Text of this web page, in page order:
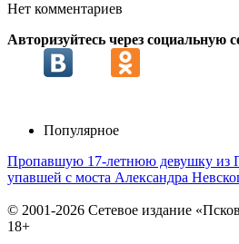
Нет комментариев
Авторизуйтесь через социальную
Популярное
Пропавшую 17-летнюю девушку из
упавшей с моста Александра
© 2001-2026 Сетевое издание
18+